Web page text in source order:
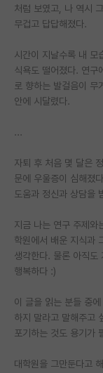
취업 게시판
PI 전용 게시판
인문사회 계열
반도체/AI 게
장학금/장학생
홍보 게시판
커리어
유학교육
이벤트
처럼 보였고, 나 역시
무겁고 답답해졌다.
시간이 지날수록 내 모
식욕도 떨어졌다. 연구
로 향하는 발걸음이 무
안에 시달렸다.
...
자퇴 후 처음 몇 달은
문에 우울증이 심해졌
도움과 정신과 상담을
지금 나는 연구 주제와
학원에서 배운 지식과
생각한다. 물론 아직도
행복하다 :)
이 글을 읽는 분들 중
하지 말라고 말해주고
포기하는 것도 용기가
대학원을 그만둔다고